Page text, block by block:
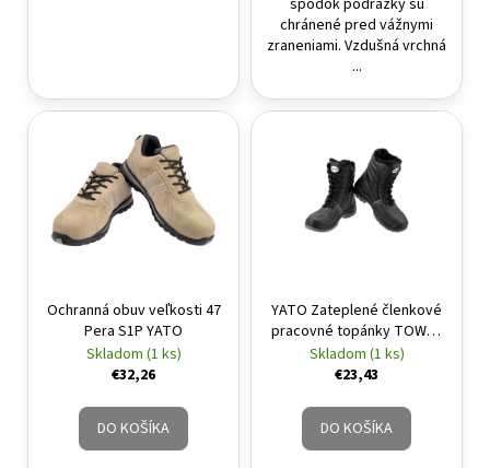
chránené pred vážnymi
zraneniami. Vzdušná vrchná
...
Ochranná obuv veľkosti 47
Pera S1P YATO
Skladom (1 ks)
€32,26
DO KOŠÍKA
YATO Zateplené členkové
pracovné topánky TOWER
S3 č.39
Skladom (1 ks)
€23,43
DO KOŠÍKA